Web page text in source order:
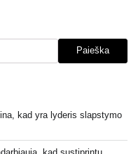
Paieška
kad yra lyderis slapstymo